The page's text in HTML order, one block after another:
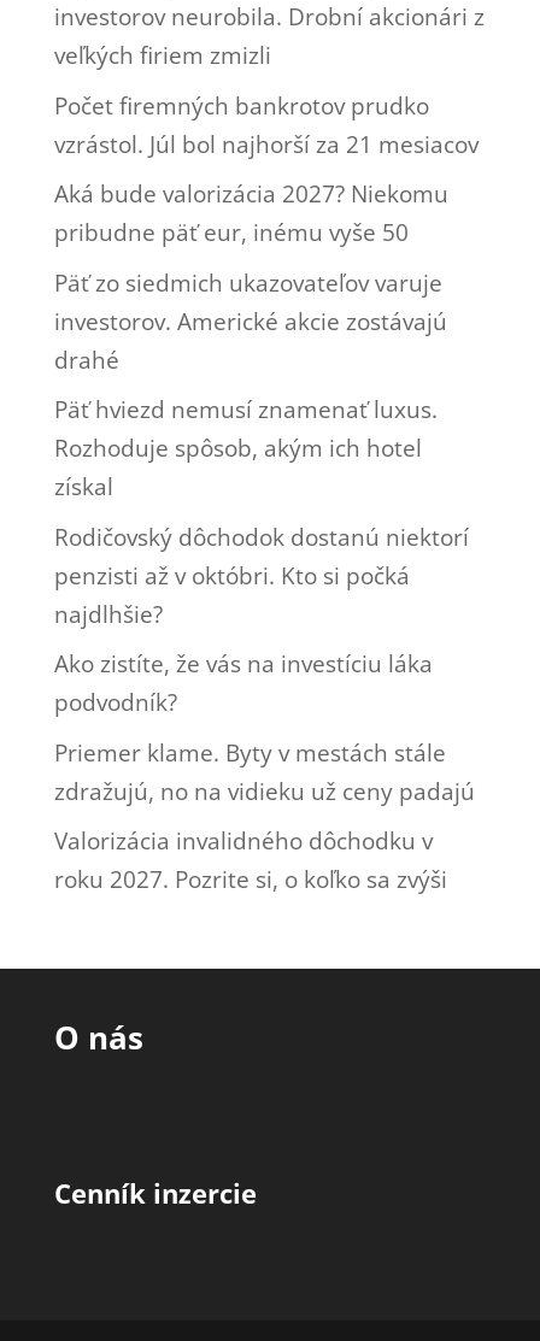
investorov neurobila. Drobní akcionári z
veľkých firiem zmizli
Počet firemných bankrotov prudko
vzrástol. Júl bol najhorší za 21 mesiacov
Aká bude valorizácia 2027? Niekomu
pribudne päť eur, inému vyše 50
Päť zo siedmich ukazovateľov varuje
investorov. Americké akcie zostávajú
drahé
Päť hviezd nemusí znamenať luxus.
Rozhoduje spôsob, akým ich hotel
získal
Rodičovský dôchodok dostanú niektorí
penzisti až v októbri. Kto si počká
najdlhšie?
Ako zistíte, že vás na investíciu láka
podvodník?
Priemer klame. Byty v mestách stále
zdražujú, no na vidieku už ceny padajú
Valorizácia invalidného dôchodku v
roku 2027. Pozrite si, o koľko sa zvýši
O nás
Cenník inzercie